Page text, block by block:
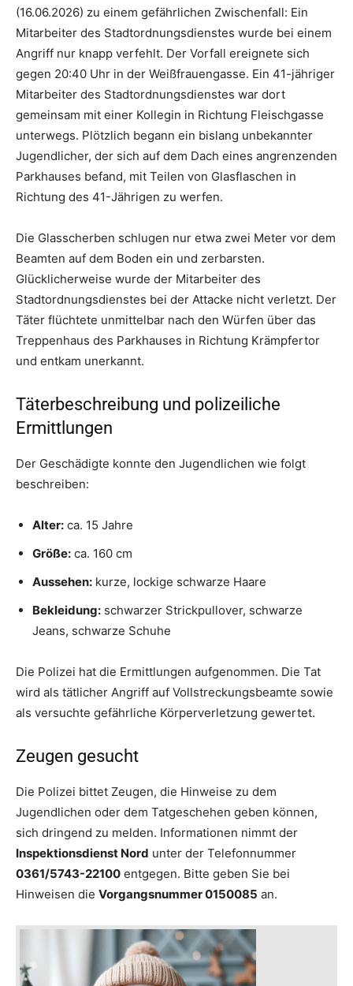
(16.06.2026) zu einem gefährlichen Zwischenfall: Ein
Mitarbeiter des Stadtordnungsdienstes wurde bei einem
Angriff nur knapp verfehlt. Der Vorfall ereignete sich
gegen 20:40 Uhr in der Weißfrauengasse. Ein 41-jähriger
Mitarbeiter des Stadtordnungsdienstes war dort
gemeinsam mit einer Kollegin in Richtung Fleischgasse
unterwegs. Plötzlich begann ein bislang unbekannter
Jugendlicher, der sich auf dem Dach eines angrenzenden
Parkhauses befand, mit Teilen von Glasflaschen in
Richtung des 41-Jährigen zu werfen.
Die Glasscherben schlugen nur etwa zwei Meter vor dem
Beamten auf dem Boden ein und zerbarsten.
Glücklicherweise wurde der Mitarbeiter des
Stadtordnungsdienstes bei der Attacke nicht verletzt. Der
Täter flüchtete unmittelbar nach den Würfen über das
Treppenhaus des Parkhauses in Richtung Krämpfertor
und entkam unerkannt.
Täterbeschreibung und polizeiliche
Ermittlungen
Der Geschädigte konnte den Jugendlichen wie folgt
beschreiben:
Alter: ca. 15 Jahre
Größe: ca. 160 cm
Aussehen: kurze, lockige schwarze Haare
Bekleidung: schwarzer Strickpullover, schwarze
Jeans, schwarze Schuhe
Die Polizei hat die Ermittlungen aufgenommen. Die Tat
wird als tätlicher Angriff auf Vollstreckungsbeamte sowie
als versuchte gefährliche Körperverletzung gewertet.
Zeugen gesucht
Die Polizei bittet Zeugen, die Hinweise zu dem
Jugendlichen oder dem Tatgeschehen geben können,
sich dringend zu melden. Informationen nimmt der
Inspektionsdienst Nord unter der Telefonnummer
0361/5743-22100 entgegen. Bitte geben Sie bei
Hinweisen die Vorgangsnummer 0150085 an.